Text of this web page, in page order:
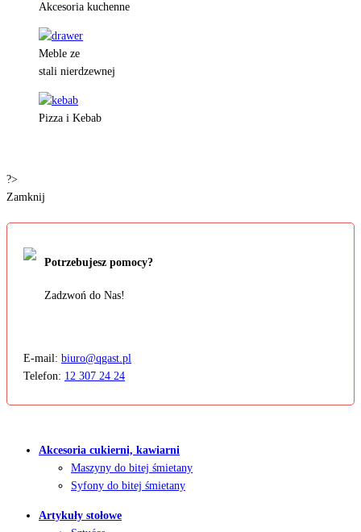
Akcesoria kuchenne
Meble ze
stali nierdzewnej
Pizza i Kebab
?>
Zamknij
Potrzebujesz pomocy?
Zadzwoń do Nas!
E-mail: biuro@qgast.pl
Telefon: 12 307 24 24
Akcesoria cukierni, kawiarni
Maszyny do bitej śmietany
Syfony do bitej śmietany
Artykuły stołowe